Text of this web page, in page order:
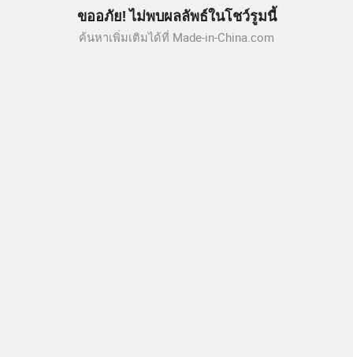
ขออภัย! ไม่พบผลลัพธ์ในโชว์รูมนี้
ค้นหาเพิ่มเติมได้ที่ Made-in-China.com